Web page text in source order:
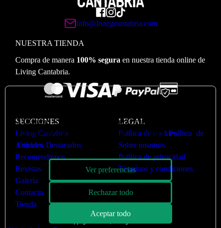
info@livingcantabria.com
NUESTRA TIENDA
Compra de manera 100% segura en nuestra tienda online de
Living Cantabria.
SECCIONES
Living Cantabria
Artículos Destacados
Recomendamos
Revistas
Galería
Contacto
Tienda
LEGAL
Política de cookies
Sobre nosotros
Política de privacidad
Términos y condiciones
Utilizamos cookies para optimizar nuestro sitio web y
nuestro servicio. Puede ver más en nuestraPolítica de
Cookies
Ver preferencias
Rechazar todo
Aceptar todo